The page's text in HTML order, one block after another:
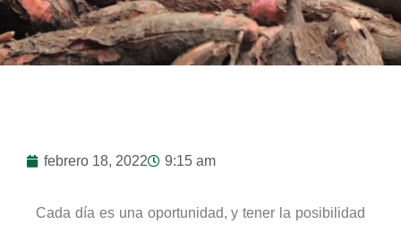
febrero 18, 2022 9:15 am
Cada día es una oportunidad, y tener la posibilidad